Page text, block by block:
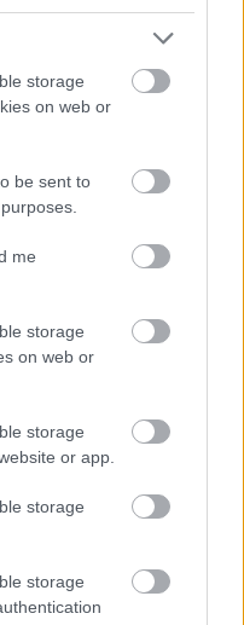
storage
on web or
be sent to
me
storage
on web or
storage
or app.
storage
storage
a győzelemért – ez
Hamilton
Bullnál
érte a
a Forma–1-es